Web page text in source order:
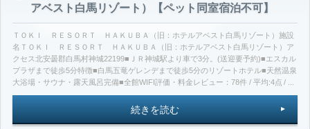
アベスト白馬リゾート）【ペット同室宿泊不可】
ＴＯＫＩ ＲＥＳＯＲＴ ＨＡＫＵＢＡ（旧：ホテルアベスト白馬リゾート）施設
名ＴＯＫＩ ＲＥＳＯＲＴ ＨＡＫＵＢＡ（旧：ホテルアベスト白馬リゾート）ア
クセス北安曇郡白馬村神城22199■ＪＲ神城駅より車で3分。(送迎要予約)■エスカル
プラザまで徒歩5分特徴■白馬五竜ゲレンデまで徒歩5分のリゾートホテル■天然温泉
大浴場・サウナ・露天風呂完備■全館WIFI評価・料金レビュー：78件 / 平均:4点 / ...
続きを読む